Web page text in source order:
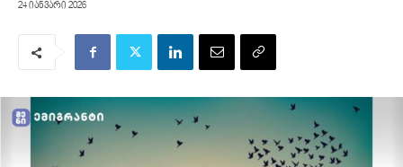
24 იანვარი 2026